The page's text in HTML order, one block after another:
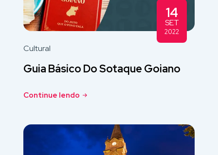
14
SET
2022
Cultural
Guia Básico Do Sotaque Goiano
Continue lendo